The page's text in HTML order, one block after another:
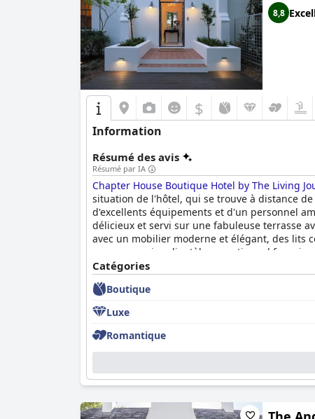
8,8
$
Information
Résumé des avis
Résumé par IA
Chapter House Boutique Hotel by The Living
situation de l'hôtel, qui se trouve à distance
d'excellents équipements et d'un personnel
délicieux et servi sur une fabuleuse terrasse
avec un mobilier moderne et élégant, des lits
avec un service clientèle exceptionnel fourni
certains clients estiment que l'hôtel n'offre
largement ces lacunes. Dans l'ensemble, le
pour une retraite romantique ou une escapade
Catégories
Boutique
Luxe
Romantique